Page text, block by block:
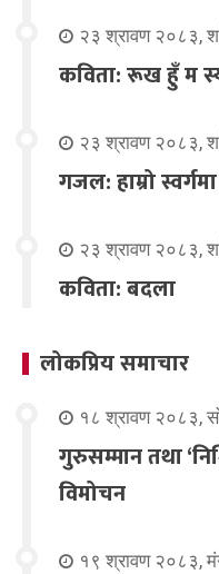
२३ श्रावण २०८३,
कविता: रूख हुँ म
२३ श्रावण २०८३,
गजल: हाम्रो
२३ श्रावण २०८३,
कविता: बदला
लोकप्रिय समाचार
१८ श्रावण २०८३,
गुरुसम्मान तथा
विमोचन
१९ श्रावण २०८३,